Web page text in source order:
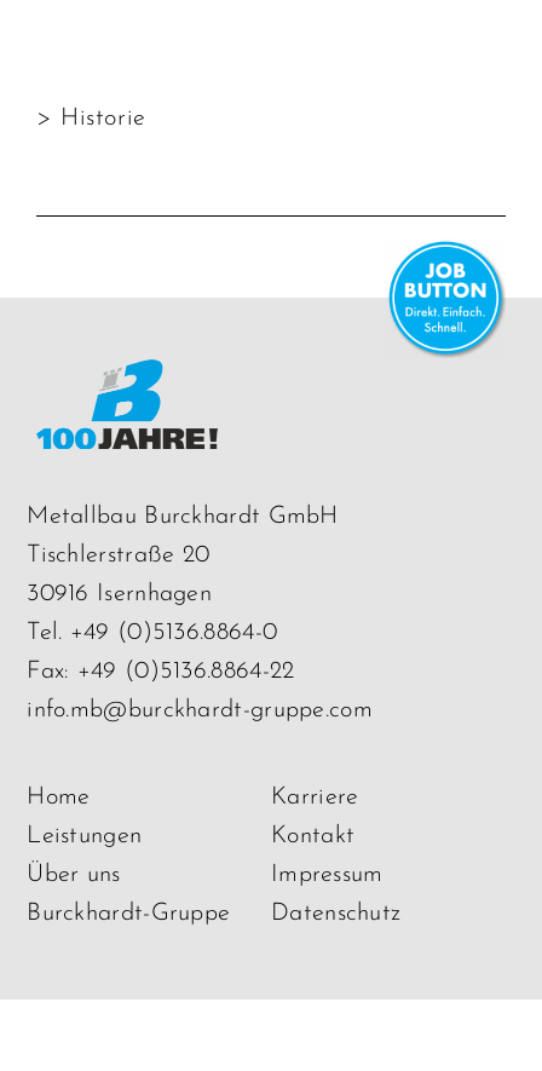
> Historie
Metallbau Burckhardt GmbH
Tischlerstraße 20
30916 Isernhagen
Tel. +49 (0)5136.8864-0
Fax: +49 (0)5136.8864-22
info.mb@burckhardt-gruppe.com
Home
Leistungen
Über uns
Burckhardt-Gruppe
Karriere
Kontakt
Impressum
Datenschutz